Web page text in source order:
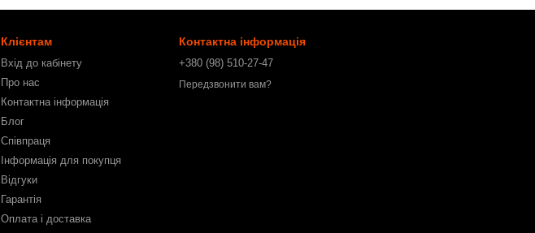
Клієнтам
Вхід до кабінету
Про нас
Контактна інформація
Блог
Співпраця
Інформація для покупця
Відгуки
Гарантія
Оплата і доставка
Контактна інформація
+380 (98) 510-27-47
Передзвонити вам?